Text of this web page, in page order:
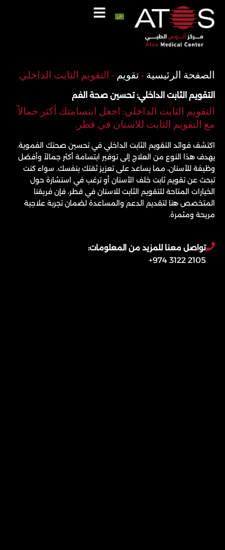
المحتوى
الصفحة الرئيسية-تقويم- التقويم الثابت الداخلي
التقويم الثابت الداخلي: تحسين صحة الفم
التقويم الثابت الداخلي: اجعل ابتسامتك أكثر جمالاً
مع التقويم الثابت للاسنان في قطر.
اكتشف فوائد التقويم الثابت الداخلي في تحسين صحتك الفموية.
يهدف هذا النوع من العلاج إلى توفير ابتسامة أكثر جمالاً وأفضل
وظيفة للأسنان، مما يساعد على تعزيز ثقتك بنفسك. سواء كنت
تبحث عن تقويم ثابت خلف الأسنان أو ترغب في استشارة حول
الخيارات المتاحة للتقويم الثابت للاسنان في قطر، فإن فريقنا
المتخصص هنا لتقديم الدعم والمساعدة لضمان تجربة علاجية
مريحة ومثمرة.
تواصل معنا للمزيد من المعلومات:
2105 3122 974+